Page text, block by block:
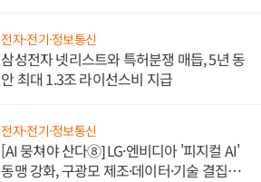
전자·전기·정보통신
삼성전자 넷리스트와 특허분쟁 매듭, 5년 동
안 최대 1.3조 라이선스비 지급
전자·전기·정보통신
[AI 뭉쳐야 산다⑧] LG·엔비디아 '피지컬 AI'
동맹 강화, 구광모 제조·데이터·기술 결집